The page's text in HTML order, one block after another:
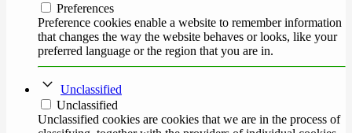
Preferences
Preference cookies enable a website to remember information
that changes the way the website behaves or looks, like your
preferred language or the region that you are in.
Unclassified
Unclassified
Unclassified cookies are cookies that we are in the process of